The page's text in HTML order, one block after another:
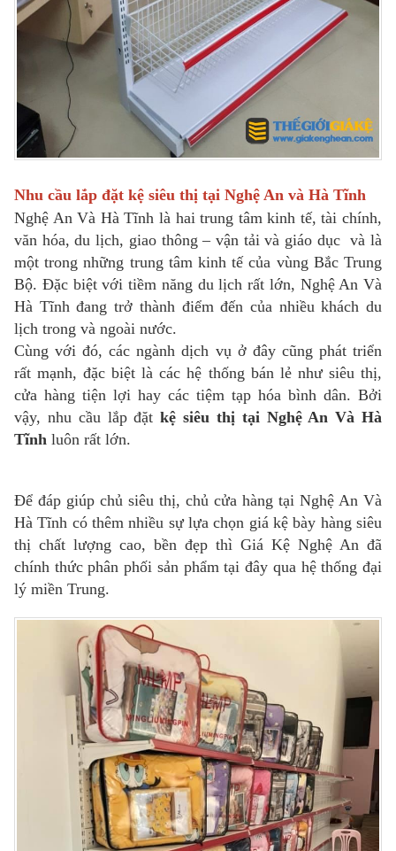
Nhu cầu lắp đặt kệ siêu thị tại Nghệ An và Hà Tĩnh
Nghệ An Và Hà Tĩnh là hai trung tâm kinh tế, tài chính,
văn hóa, du lịch, giao thông – vận tải và giáo dục và là
một trong những trung tâm kinh tế của vùng Bắc Trung
Bộ. Đặc biệt với tiềm năng du lịch rất lớn, Nghệ An Và
Hà Tĩnh đang trở thành điểm đến của nhiều khách du
lịch trong và ngoài nước.
Cùng với đó, các ngành dịch vụ ở đây cũng phát triển
rất mạnh, đặc biệt là các hệ thống bán lẻ như siêu thị,
cửa hàng tiện lợi hay các tiệm tạp hóa bình dân. Bởi
vậy, nhu cầu lắp đặtkệ siêu thị tại Nghệ An Và Hà
Tĩnh luôn rất lớn.
Để đáp giúp chủ siêu thị, chủ cửa hàng tại Nghệ An Và
Hà Tĩnh có thêm nhiều sự lựa chọn giá kệ bày hàng siêu
thị chất lượng cao, bền đẹp thì Giá Kệ Nghệ An đã
chính thức phân phối sản phẩm tại đây qua hệ thống đại
lý miền Trung.